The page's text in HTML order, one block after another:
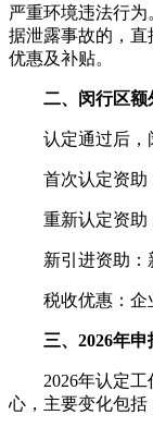
严重环境违法行为
据泄露事故的，
优惠及补贴。
二、闵行区额
认定通过后，闵
首次认定资助
重新认定资助：
新引进资助：新
税收优惠：企业
三、2026年
2026年认定工
心，主要变化包括